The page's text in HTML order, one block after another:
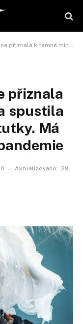
kampaň pro prostitutky. Má jim pomoci v době pandemie
přiznala
spustila
Má
Aktualizováno: 29.